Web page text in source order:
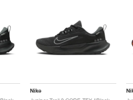
Nike